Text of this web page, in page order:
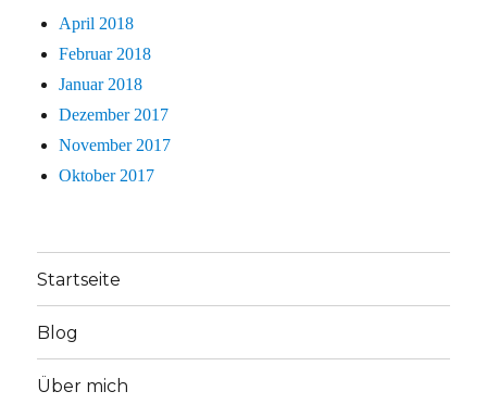
April 2018
Februar 2018
Januar 2018
Dezember 2017
November 2017
Oktober 2017
Startseite
Blog
Über mich